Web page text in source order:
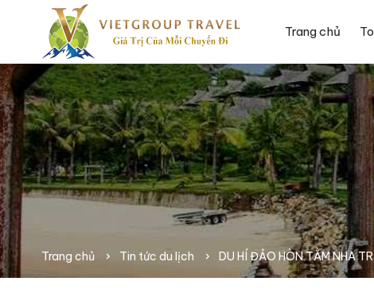
Trang chủ
Trang chủ Tin tức du lịch DU HÍ ĐẢO HÒN TẰM NHA